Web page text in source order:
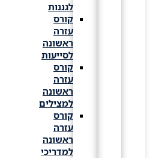
לגננות
קורס
עזרה
ראשונה
לסייעות
קורס
עזרה
ראשונה
למצילים
קורס
עזרה
ראשונה
למדריכי